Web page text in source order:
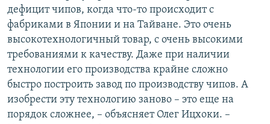
дефицит чипов, когда что-то происходит с
фабриками в Японии и на Тайване. Это очень
высокотехнологичный товар, с очень высокими
требованиями к качеству. Даже при наличии
технологии его производства крайне сложно
быстро построить завод по производству чипов. А
изобрести эту технологию заново – это еще на
порядок сложнее, – объясняет Олег Ицхоки. –